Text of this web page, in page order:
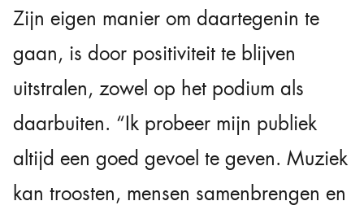
Zijn eigen manier om daartegenin te
gaan, is door positiviteit te blijven
uitstralen, zowel op het podium als
daarbuiten. “Ik probeer mijn publiek
altijd een goed gevoel te geven. Muziek
kan troosten, mensen samenbrengen en